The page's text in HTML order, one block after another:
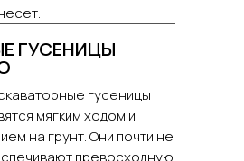
ГУСЕНИЦЫ
гусеницы
мягким ходом и
на грунт. Они почти не
превосходную